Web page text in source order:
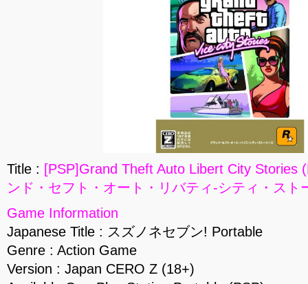
Title : [PSP]Grand Theft Auto Libert City Stories
ンド・セフト・オート・リバティ-シティ・スト
Game Information
Japanese Title : スズノネセブン! Portable
Genre : Action Game
Version : Japan CERO Z (18+)